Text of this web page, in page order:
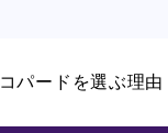
コパードを選ぶ理由